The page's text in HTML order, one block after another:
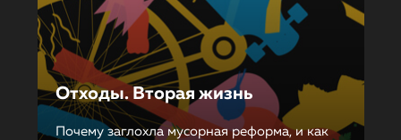
Отходы. Вторая жизнь
Почему заглохла мусорная реформа, и как